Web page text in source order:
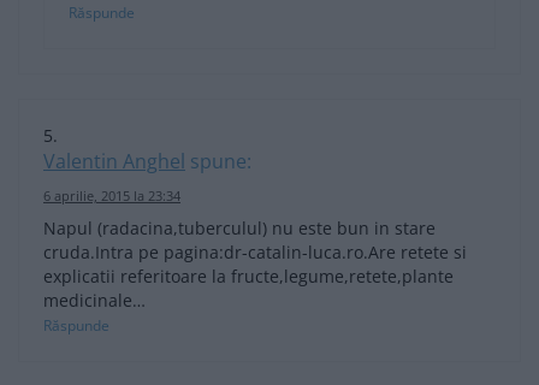
Răspunde
Valentin Anghel spune:
6 aprilie, 2015 la 23:34
Napul (radacina,tuberculul) nu este bun in stare
cruda.Intra pe pagina:dr-catalin-luca.ro.Are retete si
explicatii referitoare la fructe,legume,retete,plante
medicinale…
Răspunde